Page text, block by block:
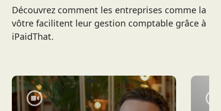
Découvrez comment les entreprises comme la
vôtre facilitent leur gestion comptable grâce à
iPaidThat.